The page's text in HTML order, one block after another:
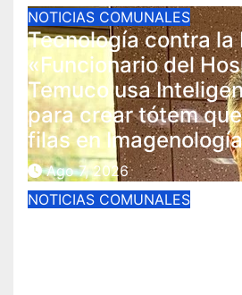
NOTICIAS COMUNALES
Tecnología contra
«Funcionario del
Temuco usa
para crear tótem
filas en
Ago 7, 2026
NOTICIAS COMUNALES